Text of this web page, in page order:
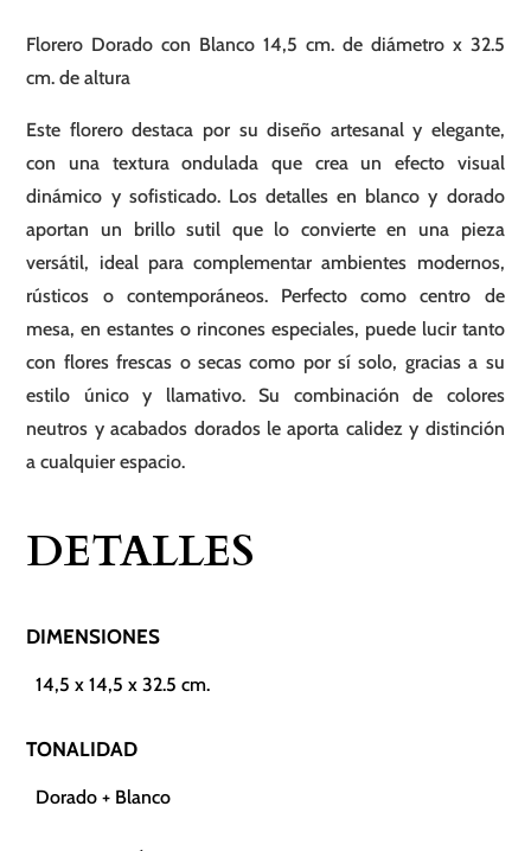
Florero Dorado con Blanco 14,5 cm. de diámetro x 32.5
cm. de altura
Este florero destaca por su diseño artesanal y elegante,
con una textura ondulada que crea un efecto visual
dinámico y sofisticado. Los detalles en blanco y dorado
aportan un brillo sutil que lo convierte en una pieza
versátil, ideal para complementar ambientes modernos,
rústicos o contemporáneos. Perfecto como centro de
mesa, en estantes o rincones especiales, puede lucir tanto
con flores frescas o secas como por sí solo, gracias a su
estilo único y llamativo. Su combinación de colores
neutros y acabados dorados le aporta calidez y distinción
a cualquier espacio.
DETALLES
DIMENSIONES
14,5 x 14,5 x 32.5 cm.
TONALIDAD
Dorado + Blanco